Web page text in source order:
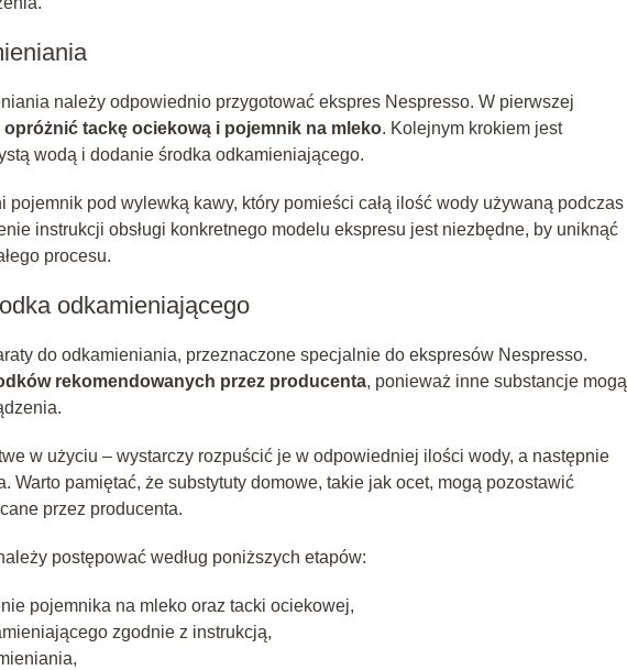
należy odpowiednio przygotować ekspres Nespresso. W pierwszej
opróżnić tackę ociekową i pojemnik na mleko. Kolejnym krokiem jest
wodą i dodanie środka odkamieniającego.
pojemnik pod wylewką kawy, który pomieści całą ilość wody używaną podczas
instrukcji obsługi konkretnego modelu ekspresu jest niezbędne, by uniknąć
procesu.
odkamieniającego
do odkamieniania, przeznaczone specjalnie do ekspresów Nespresso.
rekomendowanych przez producenta, ponieważ inne substancje mogą
w użyciu – wystarczy rozpuścić je w odpowiedniej ilości wody, a następnie
Warto pamiętać, że substytuty domowe, takie jak ocet, mogą pozostawić
przez producenta.
postępować według poniższych etapów:
pojemnika na mleko oraz tacki ociekowej,
zgodnie z instrukcją,